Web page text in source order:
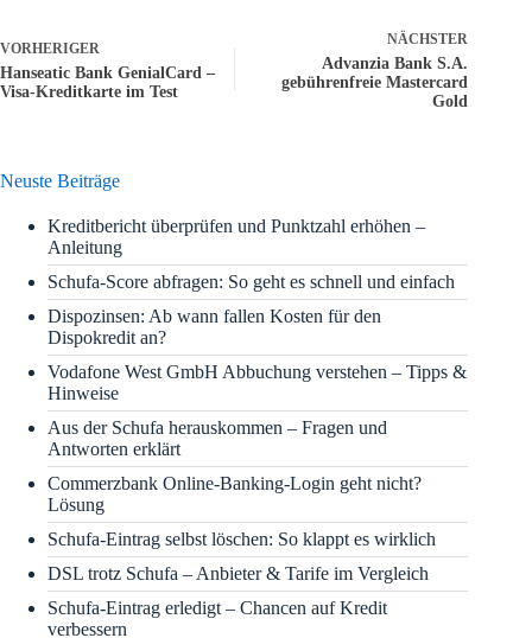
VORHERIGER
Hanseatic Bank GenialCard –
Visa-Kreditkarte im Test
NÄCHSTER
Advanzia Bank S.A.
gebührenfreie Mastercard
Gold
Neuste Beiträge
Kreditbericht überprüfen und Punktzahl erhöhen –
Anleitung
Schufa-Score abfragen: So geht es schnell und einfach
Dispozinsen: Ab wann fallen Kosten für den
Dispokredit an?
Vodafone West GmbH Abbuchung verstehen – Tipps &
Hinweise
Aus der Schufa herauskommen – Fragen und
Antworten erklärt
Commerzbank Online-Banking-Login geht nicht?
Lösung
Schufa-Eintrag selbst löschen: So klappt es wirklich
DSL trotz Schufa – Anbieter & Tarife im Vergleich
Schufa-Eintrag erledigt – Chancen auf Kredit
verbessern